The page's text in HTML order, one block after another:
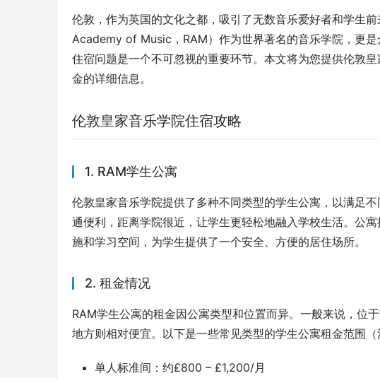
伦敦，作为英国的文化之都，吸引了无数音乐爱好者和学生
Academy of Music，RAM）作为世界著名的音乐学院，更
住宿问题是一个不可忽视的重要环节。本文将为您提供伦敦
金的详细信息。
伦敦皇家音乐学院住宿攻略
1. RAM学生公寓
伦敦皇家音乐学院提供了多种不同类型的学生公寓，以满足
通便利，距离学院很近，让学生更轻松地融入学校生活。公
施和学习空间，为学生提供了一个安全、方便的居住场所。
2. 租金情况
RAM学生公寓的租金因公寓类型和位置而异。一般来说，位
地方则相对便宜。以下是一些常见类型的学生公寓租金范围
单人标准间：约£800 – £1,200/月